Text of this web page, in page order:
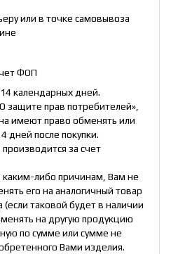
или в точке самовывоза
ФОП
календарных дней.
защите прав потребителей»,
имеют право обменять или
дней после покупки.
за счет
каким-либо причинам, Вам не
его на аналогичный товар
(если таковой будет в наличии
на другую продукцию
по сумме или сумме не
Вами изделия.